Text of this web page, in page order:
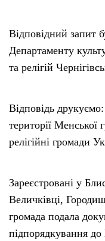
Відповідний запит
Департаменту
та релігій
Відповідь
території Менської
релігійні громади
Зареєстровані у
Величківці,
громада подала
підпорядкування